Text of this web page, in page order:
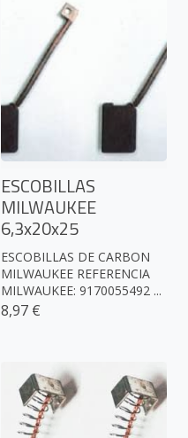
ESCOBILLAS
MILWAUKEE
6,3x20x25
ESCOBILLAS DE CARBON
MILWAUKEE REFERENCIA
MILWAUKEE: 9170055492 ...
8,97 €